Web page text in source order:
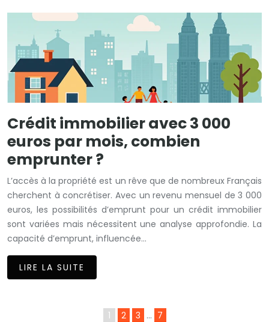
Crédit immobilier avec 3 000
euros par mois, combien
emprunter ?
L’accès à la propriété est un rêve que de nombreux Français
cherchent à concrétiser. Avec un revenu mensuel de 3 000
euros, les possibilités d’emprunt pour un crédit immobilier
sont variées mais nécessitent une analyse approfondie. La
capacité d’emprunt, influencée…
LIRE LA SUITE
1 2 3 … 7